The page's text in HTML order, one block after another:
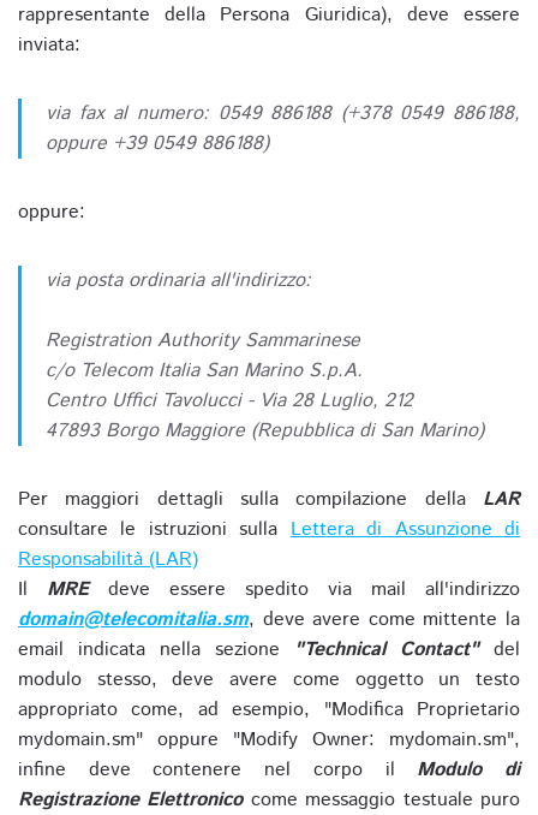
rappresentante della Persona Giuridica), deve essere
inviata:
via fax al numero: 0549 886188 (+378 0549 886188,
oppure +39 0549 886188)
oppure:
via posta ordinaria all'indirizzo:
Registration Authority Sammarinese
c/o Telecom Italia San Marino S.p.A.
Centro Uffici Tavolucci - Via 28 Luglio, 212
47893 Borgo Maggiore (Repubblica di San Marino)
Per maggiori dettagli sulla compilazione della LAR
consultare le istruzioni sullaLettera di Assunzione di
Responsabilità (LAR)
Il MREdeve essere spedito via mail all'indirizzo
domain@telecomitalia.sm, deve avere come mittente la
email indicata nella sezione
"Technical Contact"del
modulo stesso, deve avere come oggetto un testo
appropriato come, ad esempio, "Modifica Proprietario
mydomain.sm" oppure "Modify Owner: mydomain.sm",
infine deve contenere nel corpo il Modulo di
Registrazione Elettronicocome messaggio testuale puro